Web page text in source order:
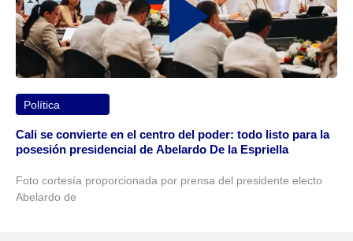
Política
Cali se convierte en el centro del poder: todo listo para la
posesión presidencial de Abelardo De la Espriella
Foto cortesía proporcionada por prensa del presidente electo
Abelardo de